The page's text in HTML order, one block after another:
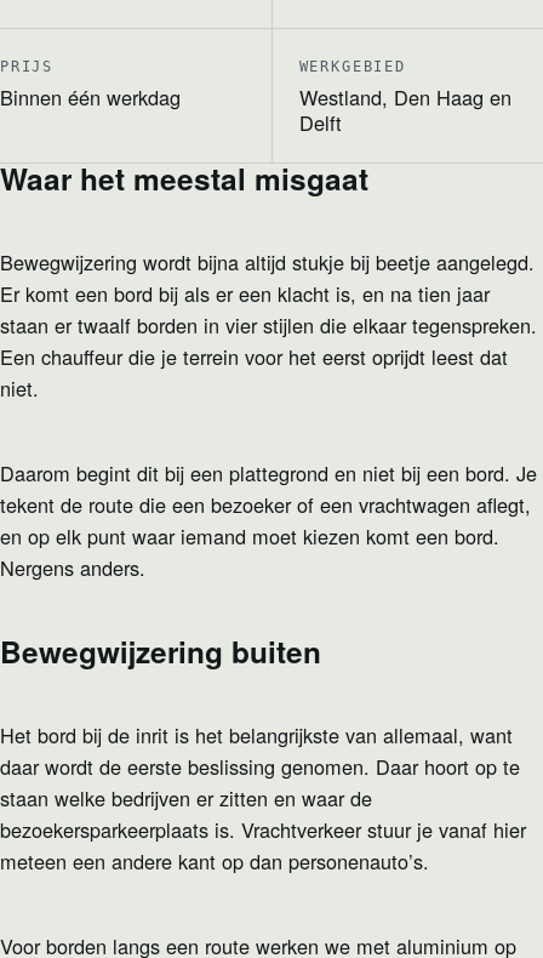
PRIJS
Binnen één werkdag
WERKGEBIED
Westland, Den Haag en
Delft
Waar het meestal misgaat
Bewegwijzering wordt bijna altijd stukje bij beetje aangelegd.
Er komt een bord bij als er een klacht is, en na tien jaar
staan er twaalf borden in vier stijlen die elkaar tegenspreken.
Een chauffeur die je terrein voor het eerst oprijdt leest dat
niet.
Daarom begint dit bij een plattegrond en niet bij een bord. Je
tekent de route die een bezoeker of een vrachtwagen aflegt,
en op elk punt waar iemand moet kiezen komt een bord.
Nergens anders.
Bewegwijzering buiten
Het bord bij de inrit is het belangrijkste van allemaal, want
daar wordt de eerste beslissing genomen. Daar hoort op te
staan welke bedrijven er zitten en waar de
bezoekersparkeerplaats is. Vrachtverkeer stuur je vanaf hier
meteen een andere kant op dan personenauto’s.
Voor borden langs een route werken we met aluminium op